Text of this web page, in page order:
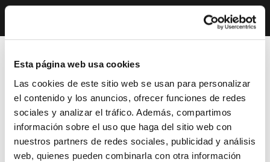
Esta página web usa cookies
Las cookies de este sitio web se usan para personalizar
el contenido y los anuncios, ofrecer funciones de redes
sociales y analizar el tráfico. Además, compartimos
información sobre el uso que haga del sitio web con
nuestros partners de redes sociales, publicidad y análisis
web, quienes pueden combinarla con otra información